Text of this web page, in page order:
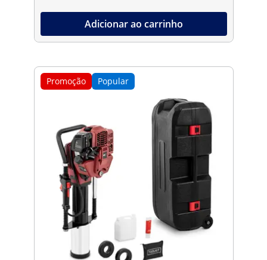
Adicionar ao carrinho
Promoção Popular